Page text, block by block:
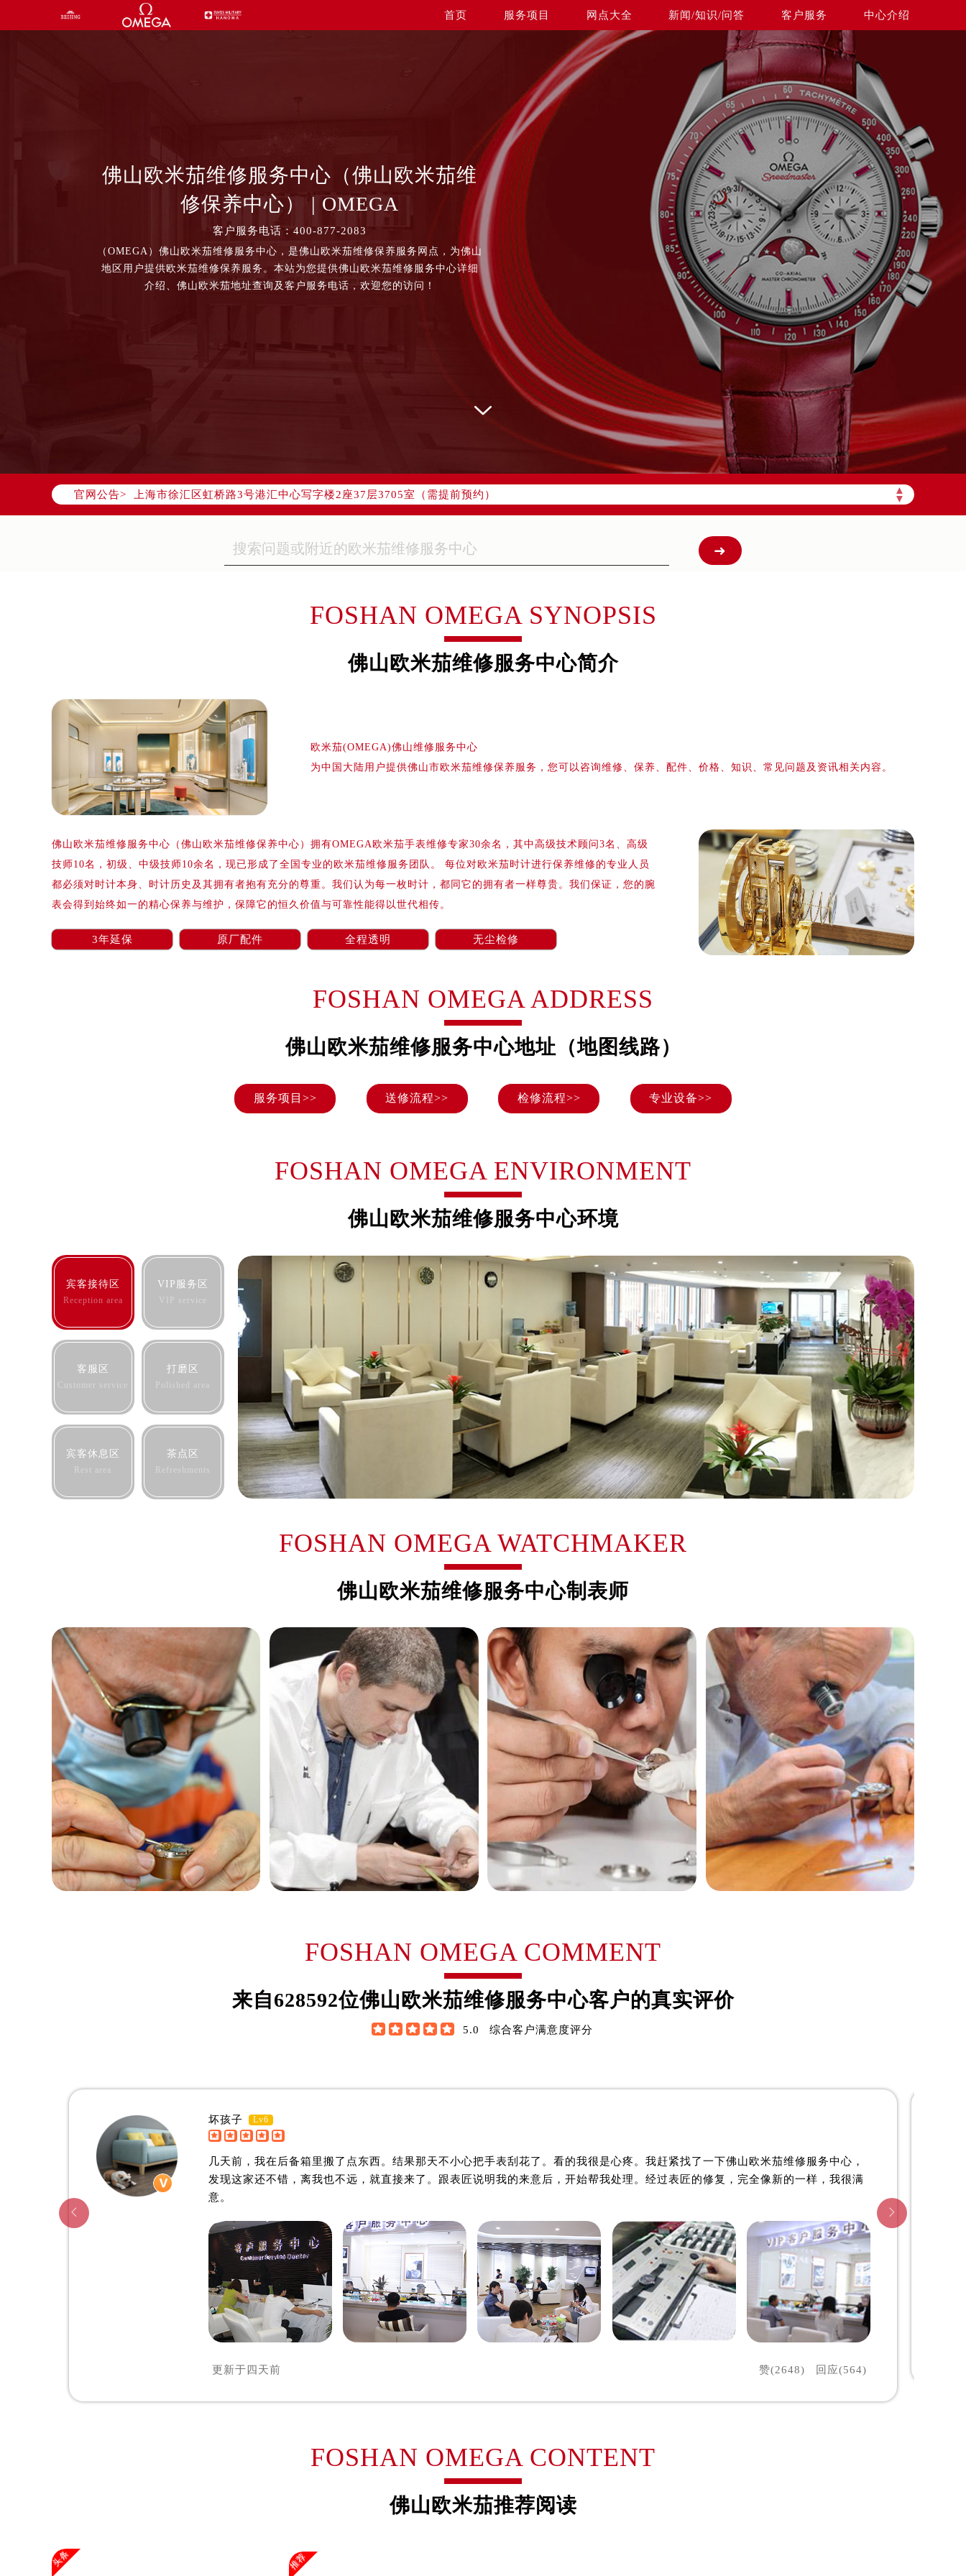
首页 服务项目 网点大全 新闻/知识/问答 客户服务 中心介绍
佛山欧米茄维修服务中心（佛山欧米茄维
修保养中心） | OMEGA
客户服务电话：400-877-2083
（OMEGA）佛山欧米茄维修服务中心，是佛山欧米茄维修保养服务网点，为佛山
地区用户提供欧米茄维修保养服务。本站为您提供佛山欧米茄维修服务中心详细
介绍、佛山欧米茄地址查询及客户服务电话，欢迎您的访问！
官网公告> ▲
▼
欧米茄官方全国统一服务热线400-877-2083，服务覆盖中国大陆、香港、澳门、台湾全部区域（非大陆需加拨“+86”）
北京市东城区东长安街1号东方广场写字楼W3座6层602室（需提前预约）
上海市徐汇区虹桥路3号港汇中心写字楼2座37层3705室（需提前预约）
上海市黄浦区南京东路299号宏伊国际广场写字楼8层806室（需提前预约）
南京市秦淮区中山南路1号（新街口）南京中心写字楼22层C1-1室（需提前预约）
徐州市鼓楼区淮海东路29号苏宁广场IFC国际金融中心写字楼35层3508室（需提前预约）
泰州市海陵区永定东路399号置地商务中心东塔写字楼（华润万象城）17层1706室（需提前预约）
宁波市江北区大闸南路500号来福士广场办公楼20层2009室（需提前预约）
杭州市上城区钱江路1366号华润大厦写字楼A座5层503-5室（需提前预约）
金华市金东区东市南街777号金华万达广场写字楼4号楼22层2209室（需提前预约）
嘉兴市南湖区广益路705号嘉兴世界贸易中心写字楼A座13层1304室（需提前预约）
南昌市红谷滩新区红谷中大道998号绿地双子塔（中央广场）A1座办公楼14层07室（需提前预约）
济南市历下区经十路11111号华润中心写字楼（万象城）15层1508室（需提前预约）
广州市天河区天河路230号万菱汇国际中心写字楼A塔7层704室（需提前预约）
广州市越秀区环市东路371-375号世界贸易中心大厦南塔写字楼15层07室（需提前预约）
深圳市罗湖区深南东路5001号华润大厦写字楼17层1701室（需提前预约）
惠州市惠城区江北文昌一路7号华贸大厦写字楼1座30层05室（需提前预约）
厦门市思明区湖滨东路95号华润大厦写字楼B座11层1104室（需提前预约）
福州市鼓楼区五四路128-1号恒力城写字楼15层03室（需提前预约）
成都市锦江区人民东路6号SAC东原中心写字楼24层2406B室（需提前预约）
长沙市芙蓉区定王台街道建湘路393号世茂环球金融中心写字楼（芙蓉广场）10层13室（需提前预约）
沈阳市沈河区中街路137号亨得利名表服务中心（品牌授权店）1层整层（需提前预约）
沈阳市沈河区中街路83号亨得利名表服务中心（品牌授权店）1层整层（需提前预约）
乌鲁木齐市天山区红山路26号时代广场（CCMALL）C座17层17-B（需提前预约）
温州市鹿城区锦绣路1067号置信广场10层1015室（需提前预约）
大连市中山区人民路15号国际金融大厦7层G室（需提前预约）
南通市崇川区工农路57号圆融广场写字楼16层1603室（需提前预约）
苏州市苏州工业园区星港街199号苏州中心办公楼C座22层08室（需提前预约）
武汉市江汉区解放大道686号世界贸易大厦38层09室（需提前预约）
合肥市蜀山区潜山路111号万象城华润大厦B座12楼03室（需提前预约）
泉州市丰泽区宝洲路729号浦西万达中心写字楼A座7楼709室（需提前预约）
青岛市南区山东路6号华润大厦B座22层04室（需提前预约）
烟台市芝罘区胜利路139号万达金融中心A座907室（需提前预约）
长春市朝阳区西安大路727号中银大厦A座(旺进大厦)18层09室（需提前预约）
贵阳市南明区都司高架桥路33号亨特国际金融中心14楼14D（需提前预约）
昆明市盘龙区北京路928号同德昆明广场写字楼10层06室（需提前预约）
石家庄市长安区中山东路39号勒泰中心写字楼B座13层07室（需提前预约）
西安市碑林区南关正街88号华侨城长安国际中心E座6楼10室（需提前预约）
海口市龙华区金贸东路5号海口华润大厦B座17层1707室（需提前预约）
唐山市路南区新华东道100号万达广场写字楼A座10层1002室（需提前预约）
台州市椒江区东海大道1800号腾达中心东1幢20楼2002室（需提前预约）
内蒙古自治区呼和浩特市玉泉区大学西街70号华润万象城写字楼（鄂尔多斯大厦）23层2326室（需提前预约）
重庆市解放碑渝中区民权路28号英利国际金融中心写字楼20层01室（需提前预约）
黑龙江省大庆市萨尔图区会战大街欧米茄售后服务中心（需提前预约）
黑龙江省鹤岗市向阳区红军路欧米茄售后服务中心（需提前预约）
黑龙江省黑河市爱辉区中央街欧米茄售后服务中心（需提前预约）
黑龙江省佳木斯市向阳区长安路欧米茄售后服务中心（需提前预约）
黑龙江省牡丹江市东安区太平路欧米茄售后服务中心（需提前预约）
黑龙江省七台河市桃山区大同街欧米茄售后服务中心（需提前预约）
黑龙江省齐齐哈尔市龙沙区龙华路欧米茄售后服务中心（需提前预约）
黑龙江省双鸭山市尖山区新兴大街欧米茄售后服务中心（需提前预约）
黑龙江省绥化市北林区新华街与康庄路交叉口欧米茄售后服务中心（需提前预约）
黑龙江省伊春市伊美区通河路欧米茄售后服务中心（需提前预约）
吉林省白城市洮北区明仁南街欧米茄售后服务中心（需提前预约）
吉林省白山市浑江区浑江大街欧米茄售后服务中心（需提前预约）
吉林省吉林市船营区河南街欧米茄售后服务中心（需提前预约）
吉林省辽源市龙山区人民大街欧米茄售后服务中心（需提前预约）
吉林省梅河口市新华街道梅河大街欧米茄售后服务中心（需提前预约）
吉林省四平市铁东区紫气大路与南九经街交汇处欧米茄售后服务中心（需提前预约）
吉林省延边市延吉市解放路欧米茄售后服务中心（需提前预约）
辽宁省鞍山市铁东区站前街欧米茄售后服务中心（需提前预约）
辽宁省朝阳市双塔区新华路欧米茄售后服务中心（需提前预约）
辽宁省丹东市振兴区七经街欧米茄售后服务中心（需提前预约）
辽宁省辽阳市白塔区新运大街欧米茄售后服务中心（需提前预约）
辽宁省盘锦市兴隆台区石油大街欧米茄售后服务中心（需提前预约）
辽宁省铁岭市银州区南马路欧米茄售后服务中心（需提前预约）
辽宁省营口市站前区市府路与渤海大街交叉口欧米茄售后服务中心（需提前预约）
辽宁省沈阳市沈河区中街路137号亨得利名表维修授权店1楼欧米茄售后服务中心（需提前预约）
辽宁省沈阳市沈河区中街路83号亨得利名表维修授权店1楼欧米茄售后服务中心（需提前预约）
北京市朝阳区建国门外大街甲6号华熙国际中心D座11层1102室欧米茄售后服务中心（需提前预约）
北京市东城区东长安街1号王府井东方广场W3座6层602室欧米茄售后服务中心（需提前预约）
河北省保定市竞秀区朝阳北大街北国先天下欧米茄售后服务中心（需提前预约）
内蒙古自治区阿拉善盟市左旗土尔扈特大街欧米茄售后服务中心（需提前预约）
内蒙古自治区巴彦淖尔市临河区新华街欧米茄售后服务中心（需提前预约）
内蒙古自治区包头市青山区幸福路甲3号王府井百货名表维修欧米茄售后服务中心（需提前预约）
内蒙古自治区赤峰市红山区哈达街欧米茄售后服务中心（需提前预约）
内蒙古自治区呼伦贝尔市海拉尔区中央街欧米茄售后服务中心（需提前预约）
内蒙古自治区乌海市海勃湾区人民南路欧米茄售后服务中心（需提前预约）
内蒙古自治区乌兰察布市集宁区恩和大街欧米茄售后服务中心（需提前预约）
内蒙古自治区锡林郭勒盟市锡林浩特市光明街与额尔敦路交叉口欧米茄售后服务中心（需提前预约）
内蒙古自治区兴安盟市乌兰浩特市兴安大街欧米茄售后服务中心（需提前预约）
山西省晋中市榆次区顺城街欧米茄售后服务中心（需提前预约）
FOSHAN OMEGA SYNOPSIS
佛山欧米茄维修服务中心简介
欧米茄(OMEGA)佛山维修服务中心
为中国大陆用户提供佛山市欧米茄维修保养服务，您可以咨询维修、保养、配件、价格、知识、常见问题及资讯相关内容。
佛山欧米茄维修服务中心（佛山欧米茄维修保养中心）拥有OMEGA欧米茄手表维修专家30余名，其中高级技术顾问3名、高级
技师10名，初级、中级技师10余名，现已形成了全国专业的欧米茄维修服务团队。 每位对欧米茄时计进行保养维修的专业人员
都必须对时计本身、时计历史及其拥有者抱有充分的尊重。我们认为每一枚时计，都同它的拥有者一样尊贵。我们保证，您的腕
表会得到始终如一的精心保养与维护，保障它的恒久价值与可靠性能得以世代相传。
3年延保 原厂配件 全程透明 无尘检修
FOSHAN OMEGA ADDRESS
佛山欧米茄维修服务中心地址（地图线路）
服务项目>> 送修流程>> 检修流程>> 专业设备>>
FOSHAN OMEGA ENVIRONMENT
佛山欧米茄维修服务中心环境
宾客接待区
Reception area
VIP服务区
VIP service
客服区
Customer service
打磨区
Polished area
宾客休息区
Rest area
茶点区
Refreshments
FOSHAN OMEGA WATCHMAKER
佛山欧米茄维修服务中心制表师
佛山欧米茄维修中心
约翰·维尔逊
是佛山欧米茄维修服务中心
(佛山欧米茄维修保养中心)
詹姆士·布朗
资深欧米茄制表师
是佛山欧米茄维修服务中心
(佛山欧米茄维修保养中心)
的高级技师之一
是佛山欧米茄维修服务中心
(佛山欧米茄维修保养中心)
FOSHAN OMEGA COMMENT
来自628592位佛山欧米茄维修服务中心客户的真实评价
     5.0 综合客户满意度评分
坏孩子 Lv6
几天前，我在后备箱里搬了点东西。结果那天不小心把手表刮花了。看的我很是心疼。我赶紧找了一下佛山欧米茄维修服务中心，
发现这家还不错，离我也不远，就直接来了。跟表匠说明我的来意后，开始帮我处理。经过表匠的修复，完全像新的一样，我很满
意。
更新于 四天前 赞(2648) 回应(564)


FOSHAN OMEGA CONTENT
佛山欧米茄推荐阅读
头条 推荐